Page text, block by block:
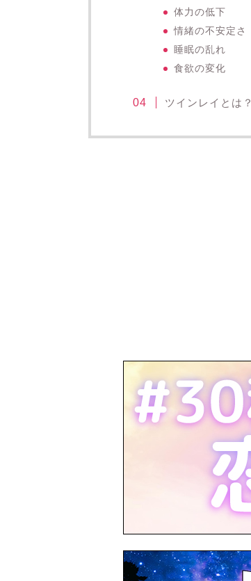
体力の低下
情緒の不安定さ
睡眠の乱れ
食欲の変化
ツインレイとは？